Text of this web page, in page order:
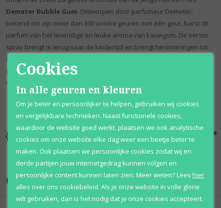
Demeter Bubble Gum. Ontworpen door parfumeur Demeter,
bekend om zijn meer dan 300 unieke geuren met één geur, barst dit
parfum van het levendige en leuke aroma van kauwgom. De eerste
spray brengt je terug naar de kindertijd en brengt herinneringen tot
leven aan het blazen van de grootste zeepbel en het lachen met
vrienden. Deze unieke geur belichaamt de roze essentie van zijn
naam met hints van amandel, kers en klaprozen
Kortingen
tot wel 70%
Al 12 jaar
voordelig
100% originele
parfums
Onze merken
Cookies
In alle geuren en kleuren
Om je beter en persoonlijker te helpen, gebruiken wij cookies
en vergelijkbare technieken. Naast functionele cookies,
waardoor de website goed werkt, plaatsen we ook analytische
cookies om onze website elke dag weer een beetje beter te
maken. Ook plaatsen we persoonlijke cookies zodat wij en
derde partijen jouw internetgedrag kunnen volgen en
persoonlijke content kunnen laten zien. Meer weten?Lees hier
alles over ons cookiebeleid. Als je onze website in volle glorie
wilt gebruiken, dan is het nodig dat je onze cookies accepteert.